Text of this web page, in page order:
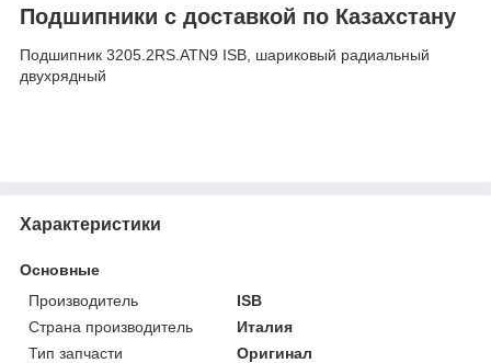
Подшипники с доставкой по Казахстану
Подшипник 3205.2RS.ATN9 ISB, шариковый радиальный
двухрядный
Характеристики
Основные
Производитель
ISB
Страна производитель
Италия
Тип запчасти
Оригинал